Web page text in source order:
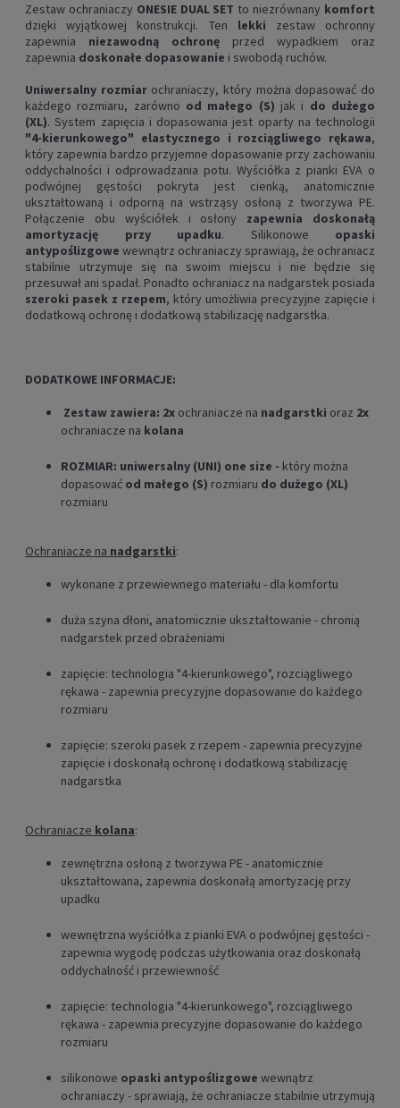
Zestaw ochraniaczy ONESIE DUAL SET to niezrównany komfort
dzięki wyjątkowej konstrukcji.
Ten lekki zestaw ochronny
zapewnia niezawodną ochronę przed wypadkiem oraz
zapewnia doskonałe dopasowanie i swobodą ruchów.
Uniwersalny rozmiarochraniaczy, który można dopasować do
każdego rozmiaru, zarówno od małego (S) jak i do dużego
(XL). System zapięcia i dopasowania jest oparty na technologii
"4-kierunkowego" elastycznego i rozciągliwego rękawa,
który zapewnia bardzo przyjemne dopasowanie przy zachowaniu
oddychalności i odprowadzania potu. Wyściółka z pianki EVA o
podwójnej gęstości pokryta jest cienką, anatomicznie
ukształtowaną i odporną na wstrząsy osłoną z tworzywa PE.
Połączenie obu wyściółek i osłony zapewnia doskonałą
amortyzację przy upadku. Silikonowe opaski
antypoślizgowe wewnątrz ochraniaczy sprawiają, że ochraniacz
stabilnie utrzymuje się na swoim miejscu i nie będzie się
przesuwał ani spadał. Ponadto ochraniacz na nadgarstek posiada
szeroki pasek z rzepem, który umożliwia precyzyjne zapięcie i
dodatkową ochronę i dodatkową stabilizację nadgarstka.
DODATKOWE INFORMACJE:
Zestaw zawiera: 2x ochraniacze na nadgarstki oraz 2x
ochraniacze na kolana
ROZMIAR: uniwersalny (UNI) one size - który można
dopasować od małego (S) rozmiaru do dużego (XL)
rozmiaru
Ochraniacze na nadgarstki:
wykonane z przewiewnego materiału - dla komfortu
duża szyna dłoni, anatomicznie ukształtowanie - chronią
nadgarstek przed obrażeniami
zapięcie: technologia "4-kierunkowego", rozciągliwego
rękawa - zapewnia precyzyjne dopasowanie do każdego
rozmiaru
zapięcie: szeroki pasek z rzepem - zapewnia precyzyjne
zapięcie i doskonałą ochronę i dodatkową stabilizację
nadgarstka
Ochraniacze kolana:
zewnętrzna osłoną z tworzywa PE - anatomicznie
ukształtowana, zapewnia doskonałą amortyzację przy
upadku
wewnętrzna wyściółka z pianki EVA o podwójnej gęstości -
zapewnia wygodę podczas użytkowania oraz doskonałą
oddychalność i przewiewność
zapięcie: technologia "4-kierunkowego", rozciągliwego
rękawa - zapewnia precyzyjne dopasowanie do każdego
rozmiaru
silikonowe opaski antypoślizgowe wewnątrz
ochraniaczy - sprawiają, że ochraniacze stabilnie utrzymują